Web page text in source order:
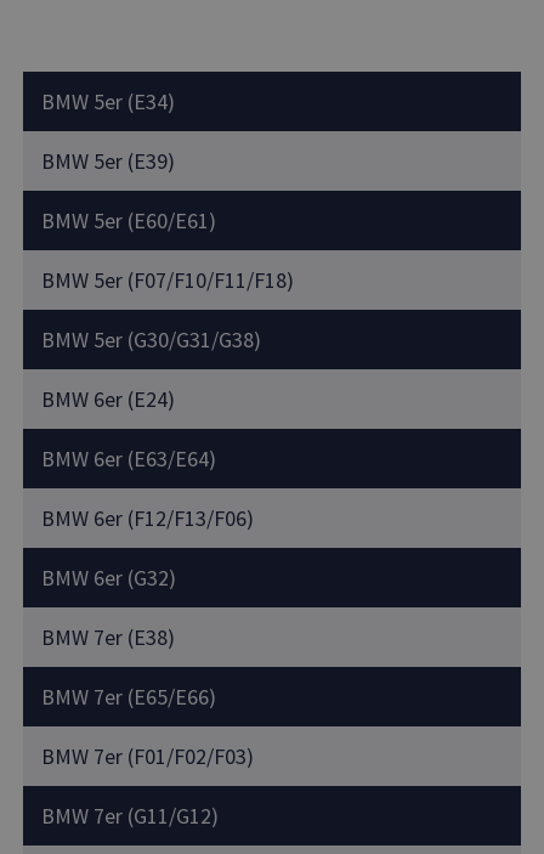
BMW 5er (E34)
BMW 5er (E39)
BMW 5er (E60/E61)
BMW 5er (F07/F10/F11/F18)
BMW 5er (G30/G31/G38)
BMW 6er (E24)
BMW 6er (E63/E64)
BMW 6er (F12/F13/F06)
BMW 6er (G32)
BMW 7er (E38)
BMW 7er (E65/E66)
BMW 7er (F01/F02/F03)
BMW 7er (G11/G12)